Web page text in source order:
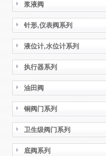
浆液阀
针形,仪表阀系列
液位计,水位计系列
执行器系列
油田阀
铜阀门系列
卫生级阀门系列
底阀系列